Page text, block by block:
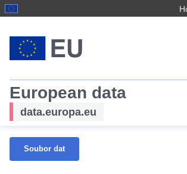
European data
data.europa.eu
Soubor dat